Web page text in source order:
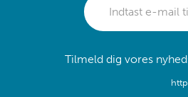
Tilmeld dig vores